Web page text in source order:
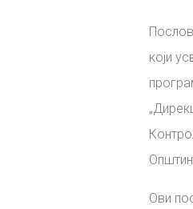
који
Ови